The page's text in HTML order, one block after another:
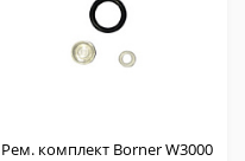
Рем. комплект Borner W3000